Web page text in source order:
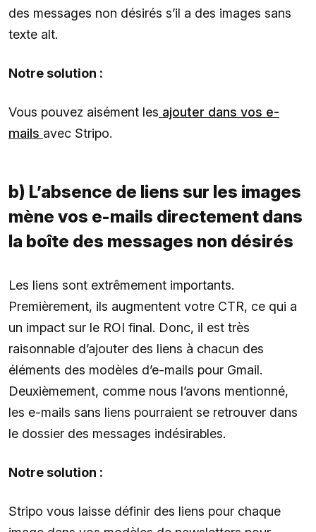
des messages non désirés s’il a des images sans
texte alt.
Notre solution :
Vous pouvez aisément les ajouter dans vos e-
mails avec Stripo.
b) L’absence de liens sur les images
mène vos e-mails directement dans
la boîte des messages non désirés
Les liens sont extrêmement importants.
Premièrement, ils augmentent votre CTR, ce qui a
un impact sur le ROI final. Donc, il est très
raisonnable d’ajouter des liens à chacun des
éléments des modèles d’e-mails pour Gmail.
Deuxièmement, comme nous l’avons mentionné,
les e-mails sans liens pourraient se retrouver dans
le dossier des messages indésirables.
Notre solution :
Stripo vous laisse définir des liens pour chaque